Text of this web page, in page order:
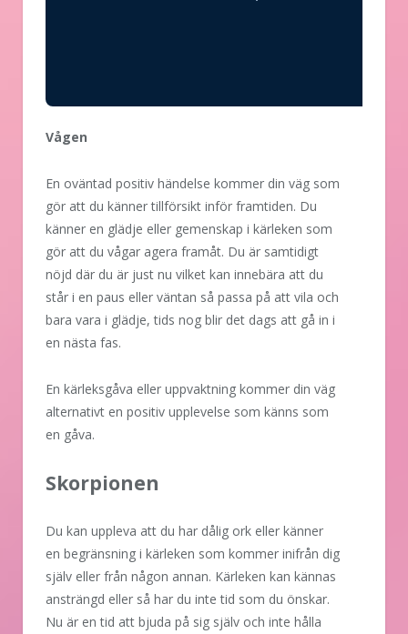
Vågen
En oväntad positiv händelse kommer din väg som
gör att du känner tillförsikt inför framtiden. Du
känner en glädje eller gemenskap i kärleken som
gör att du vågar agera framåt. Du är samtidigt
nöjd där du är just nu vilket kan innebära att du
står i en paus eller väntan så passa på att vila och
bara vara i glädje, tids nog blir det dags att gå in i
en nästa fas.
En kärleksgåva eller uppvaktning kommer din väg
alternativt en positiv upplevelse som känns som
en gåva.
Skorpionen
Du kan uppleva att du har dålig ork eller känner
en begränsning i kärleken som kommer inifrån dig
själv eller från någon annan. Kärleken kan kännas
ansträngd eller så har du inte tid som du önskar.
Nu är en tid att bjuda på sig själv och inte hålla